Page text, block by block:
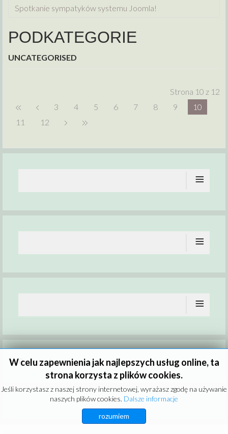
Spotkanie sympatyków systemu Joomla!
PODKATEGORIE
UNCATEGORISED
Strona 10 z 12
3
4 5 6 7 8 9
10
11
12
≡
≡
≡
Brak wydarzeń
W celu zapewnienia jak najlepszych usług online, ta
strona korzysta z plików cookies.
Jeśli korzystasz z naszej strony internetowej, wyrażasz zgodę na używanie
naszych plików cookies. Dalsze informacje
rozumiem